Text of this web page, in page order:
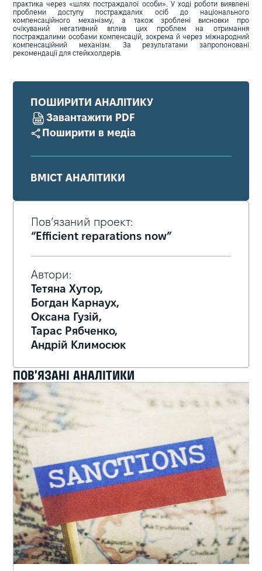
практика через «шлях постраждалої особи». У ході роботи виявлені
проблеми доступу постраждалих осіб до національного
компенсаційного механізму, а також зроблені висновки про
очікуваний негативний вплив цих проблем на отримання
постраждалими особами компенсацій, зокрема й через міжнародний
компенсаційний механізм. За результатами запропоновані
рекомендації для стейкхолдерів.
ПОШИРИТИ АНАЛІТИКУ
Завантажити PDF
Поширити в медіа
ВМІСТ АНАЛІТИКИ
Пов’язаний проект:
“Efficient reparations now”
Автори:
Тетяна Хутор,
Богдан Карнаух,
Оксана Гузій,
Тарас Рябченко,
Андрій Климосюк
ПОВ’ЯЗАНІ АНАЛІТИКИ